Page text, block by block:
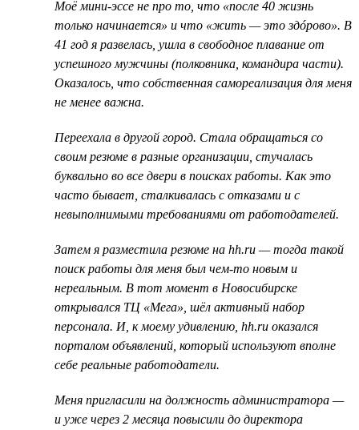
Моё мини-эссе не про то, что «после 40 жизнь
только начинается» и что «жить — это здóрово». В
41 год я развелась, ушла в свободное плавание от
успешного мужчины (полковника, командира части).
Оказалось, что собственная самореализация для меня
не менее важна.
Переехала в другой город. Стала обращаться со
своим резюме в разные организации, стучалась
буквально во все двери в поисках работы. Как это
часто бывает, сталкивалась с отказами и с
невыполнимыми требованиями от работодателей.
Затем я разместила резюме на hh.ru — тогда такой
поиск работы для меня был чем-то новым и
нереальным. В тот момент в Новосибирске
открывался ТЦ «Мега», шёл активный набор
персонала. И, к моему удивлению, hh.ru оказался
порталом объявлений, который используют вполне
себе реальные работодатели.
Меня пригласили на должность администратора —
и уже через 2 месяца повысили до директора